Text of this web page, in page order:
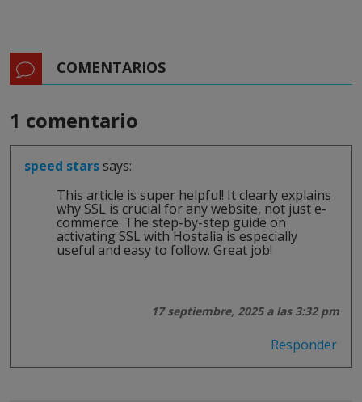
COMENTARIOS
1 comentario
speed starssays:
17 septiembre, 2025 a las 3:32 pm
This article is super helpful! It clearly explains
why SSL is crucial for any website, not just e-
commerce. The step-by-step guide on
activating SSL with Hostalia is especially
useful and easy to follow. Great job!
Responder